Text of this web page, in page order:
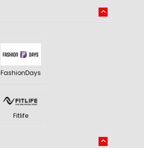
FashionDays
Fitlife